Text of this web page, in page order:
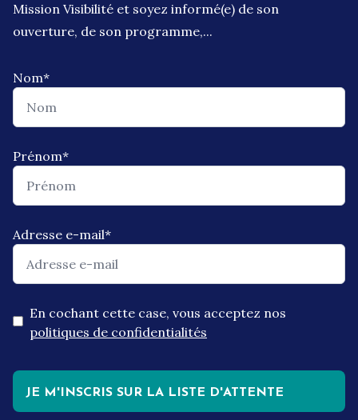
Mission Visibilité et soyez informé(e) de son
ouverture, de son programme,...
Nom*
Prénom*
Adresse e-mail*
En cochant cette case, vous acceptez nos
politiques de confidentialités
JE M'INSCRIS SUR LA LISTE D'ATTENTE